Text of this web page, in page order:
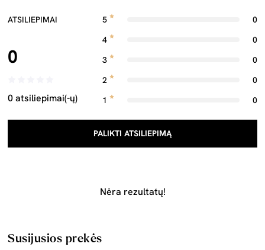
ATSILIEPIMAI
0
0 atsiliepimai(-ų)
5
0
4
0
3
0
2
0
1
0
PALIKTI ATSILIEPIMĄ
Nėra rezultatų!
Susijusios prekės